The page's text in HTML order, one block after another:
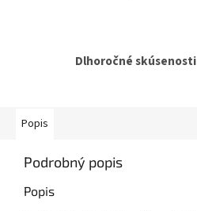
Dlhoročné skúsenosti
Popis
Podrobný popis
Popis